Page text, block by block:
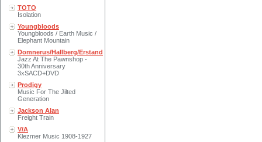
TOTO
Isolation
Youngbloods
Youngbloods / Earth Music /
Elephant Mountain
Domnerus/Hallberg/Erstand
Jazz At The Pawnshop -
30th Anniversary
3xSACD+DVD
Prodigy
Music For The Jilted
Generation
Jackson Alan
Freight Train
V/A
Klezmer Music 1908-1927